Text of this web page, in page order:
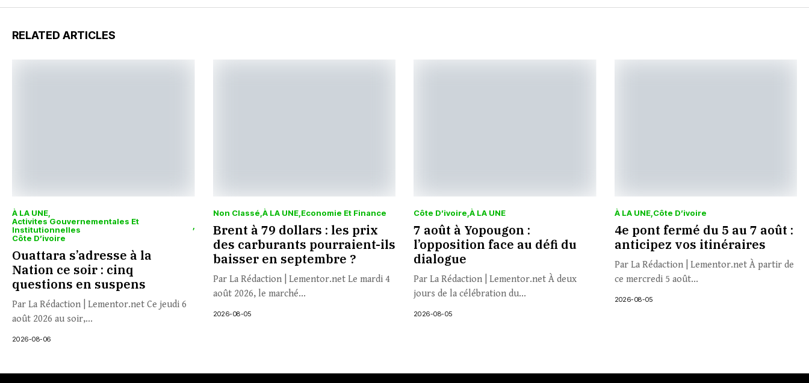
RELATED ARTICLES
À LA UNE
Activites Gouvernementales Et
Institutionnelles
Côte D’ivoire
Ouattara s’adresse à la
Nation ce soir : cinq
questions en suspens
Par La Rédaction | Lementor.net Ce jeudi 6
août 2026 au soir,...
2026-08-06
Non Classé À LA UNE Economie Et Finance
Brent à 79 dollars : les prix
des carburants pourraient-ils
baisser en septembre ?
Par La Rédaction | Lementor.net Le mardi 4
août 2026, le marché...
2026-08-05
Côte D’ivoire À LA UNE
7 août à Yopougon :
l’opposition face au défi du
dialogue
Par La Rédaction | Lementor.net À deux
jours de la célébration du...
2026-08-05
À LA UNE Côte D’ivoire
4e pont fermé du 5 au 7 août :
anticipez vos itinéraires
Par La Rédaction | Lementor.net À partir de
ce mercredi 5 août...
2026-08-05